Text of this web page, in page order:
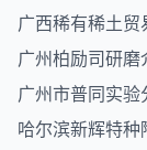
广西稀有稀土贸
广州柏励司研磨
广州市普同实
哈尔滨新辉特